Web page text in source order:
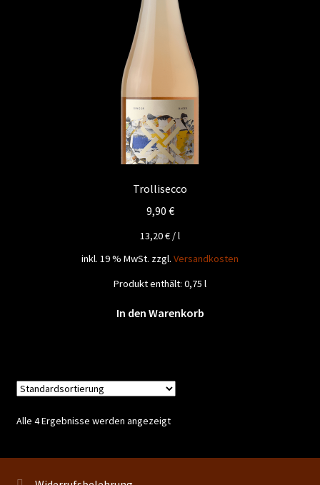
Trollisecco
9,90 €
13,20€ /l
inkl. 19 % MwSt. zzgl. Versandkosten
Produkt enthält: 0,75 l
In den Warenkorb
Alle 4 Ergebnisse werden angezeigt